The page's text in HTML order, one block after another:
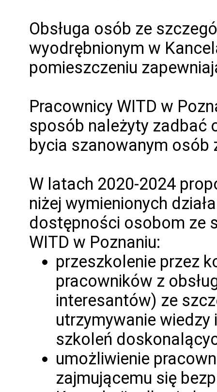
Obsługa osób ze
wyodrębnionym w
pomieszczeniu
Pracownicy WITD w
sposób należyty zadbać
bycia szanowanym
W latach 2020-2024
niżej wymienionych
dostępności osobom ze
WITD w Poznaniu:
przeszkolenie przez
pracowników z
interesantów) ze
utrzymywanie
szkoleń
umożliwienie
zajmującemu się